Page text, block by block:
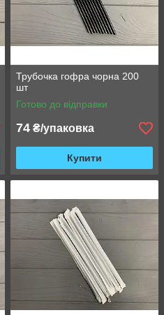
Трубочка гофра чорна 200
шт
Готово до відправки
74 ₴/упаковка
Купити